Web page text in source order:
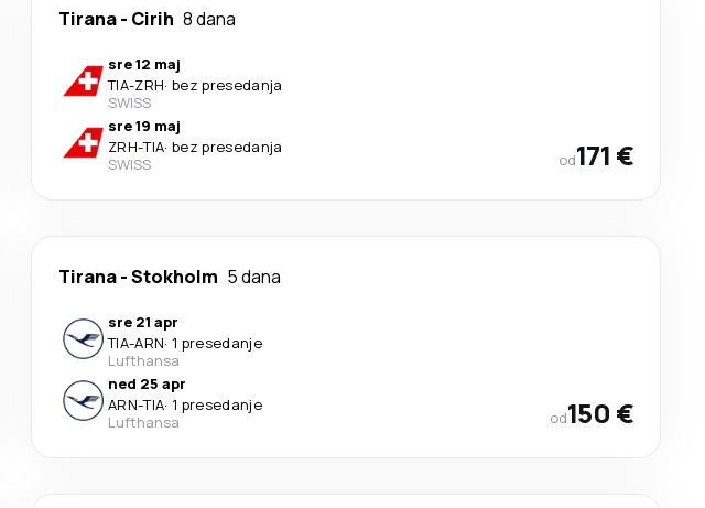
Tirana- Cirih 8 dana
sre 12 maj
TIA-ZRH· bez presedanja
SWISS
sre 19 maj
ZRH-TIA· bez presedanja
SWISS
od171 €
Tirana-Stokholm 5 dana
sre 21 apr
TIA-ARN· 1 presedanje
Lufthansa
ned 25 apr
ARN-TIA· 1 presedanje
Lufthansa
od150 €